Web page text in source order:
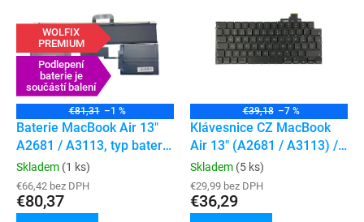
WOLFIX
PREMIUM
Podlepení
baterie je
součástí balení
€81,31 –1 %
Baterie MacBook Air 13"
A2681 / A3113, typ baterie
A2669
Skladem (1 ks)
€66,42 bez DPH
€80,37
€39,18 –7 %
Klávesnice CZ MacBook
Air 13" (A2681 / A3113) /
Air 15" (A2941 / A3114)
Skladem (5 ks)
€29,99 bez DPH
€36,29